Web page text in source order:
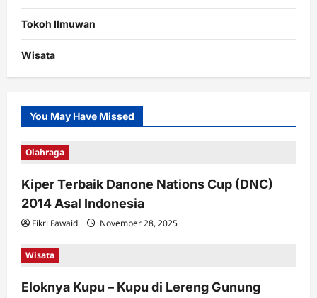
Tokoh Ilmuwan
Wisata
You May Have Missed
Olahraga
Kiper Terbaik Danone Nations Cup (DNC)
2014 Asal Indonesia
Fikri Fawaid November 28, 2025
Wisata
Eloknya Kupu – Kupu di Lereng Gunung